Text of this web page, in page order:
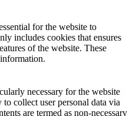
for the website to
includes cookies that ensures
of the website. These
necessary for the website
collect user personal data via
are termed as non-necessary